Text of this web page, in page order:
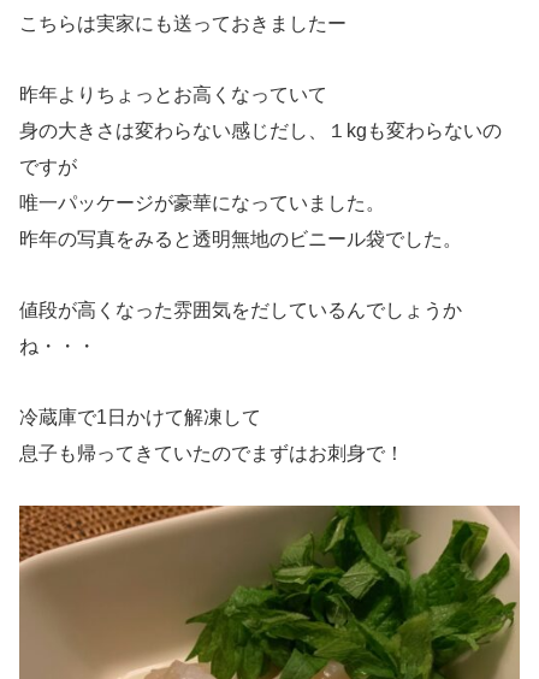
こちらは実家にも送っておきましたー
昨年よりちょっとお高くなっていて
身の大きさは変わらない感じだし、１kgも変わらないの
ですが
唯一パッケージが豪華になっていました。
昨年の写真をみると透明無地のビニール袋でした。
値段が高くなった雰囲気をだしているんでしょうか
ね・・・
冷蔵庫で1日かけて解凍して
息子も帰ってきていたのでまずはお刺身で！